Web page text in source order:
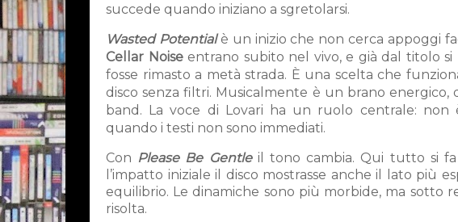
succede quando iniziano a sgretolarsi.
Wasted Potentialè un inizio che non cerca appoggi
Cellar Noiseentrano subito nel vivo, e già dal titolo si
fosse rimasto a metà strada. È una scelta che
disco senza filtri. Musicalmente è un brano
band. La voce di Lovari ha un ruolo centrale: non
quando i testi non sono immediati.
Con Please Be Gentleil tono cambia. Qui tutto si fa
l’impatto iniziale il disco mostrasse anche il lato più
equilibrio. Le dinamiche sono più morbide, ma sotto
risolta.